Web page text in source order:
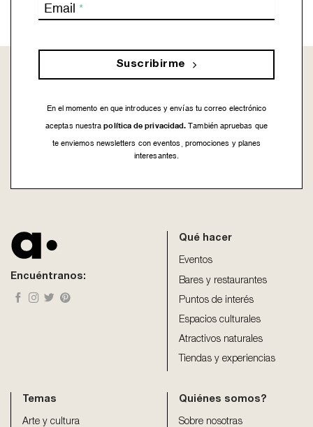
Email *
Suscribirme
En el momento en que introduces y envías tu correo electrónico
aceptas nuestra política de privacidad. También apruebas que
te enviemos newsletters con eventos, promociones y planes
interesantes.
left
Encuéntranos:
Qué hacer
Eventos
Bares y restaurantes
Puntos de interés
Espacios culturales
Atractivos naturales
Tiendas y experiencias
Temas
Arte y cultura
Quiénes somos?
Sobre nosotras